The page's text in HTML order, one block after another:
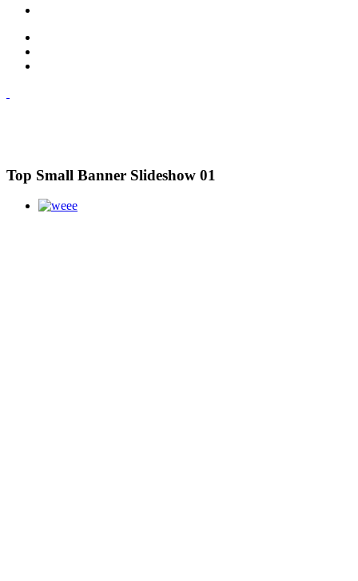
Top Small Banner Slideshow 01